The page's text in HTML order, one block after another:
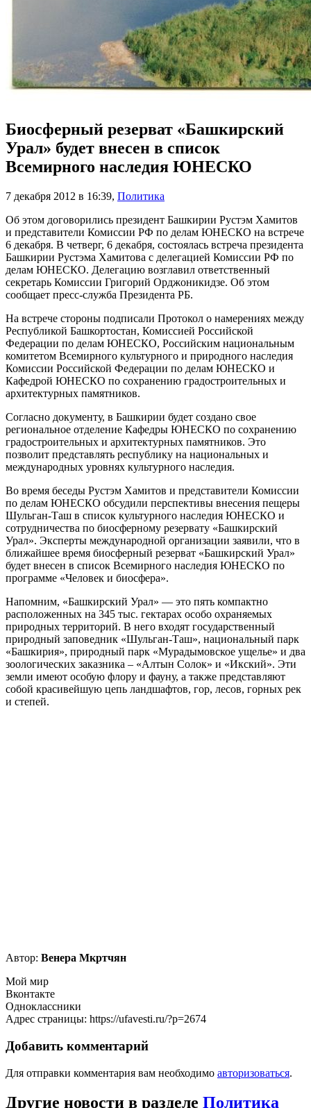
Биосферный резерват «Башкирский
Урал» будет внесен в список
Всемирного наследия ЮНЕСКО
7 декабря 2012 в 16:39, Политика
Об этом договорились президент Башкирии Рустэм Хамитов
и представители Комиссии РФ по делам ЮНЕСКО на встрече
6 декабря. В четверг, 6 декабря, состоялась встреча президента
Башкирии Рустэма Хамитова с делегацией Комиссии РФ по
делам ЮНЕСКО. Делегацию возглавил ответственный
секретарь Комиссии Григорий Орджоникидзе. Об этом
сообщает пресс-служба Президента РБ.
На встрече стороны подписали Протокол о намерениях между
Республикой Башкортостан, Комиссией Российской
Федерации по делам ЮНЕСКО, Российским национальным
комитетом Всемирного культурного и природного наследия
Комиссии Российской Федерации по делам ЮНЕСКО и
Кафедрой ЮНЕСКО по сохранению градостроительных и
архитектурных памятников.
Согласно документу, в Башкирии будет создано свое
региональное отделение Кафедры ЮНЕСКО по сохранению
градостроительных и архитектурных памятников. Это
позволит представлять республику на национальных и
международных уровнях культурного наследия.
Во время беседы Рустэм Хамитов и представители Комиссии
по делам ЮНЕСКО обсудили перспективы внесения пещеры
Шульган-Таш в список культурного наследия ЮНЕСКО и
сотрудничества по биосферному резервату «Башкирский
Урал». Эксперты международной организации заявили, что в
ближайшее время биосферный резерват «Башкирский Урал»
будет внесен в список Всемирного наследия ЮНЕСКО по
программе «Человек и биосфера».
Напомним, «Башкирский Урал» — это пять компактно
расположенных на 345 тыс. гектарах особо охраняемых
природных территорий. В него входят государственный
природный заповедник «Шульган-Таш», национальный парк
«Башкирия», природный парк «Мурадымовское ущелье» и два
зоологических заказника – «Алтын Солок» и «Икский». Эти
земли имеют особую флору и фауну, а также представляют
собой красивейшую цепь ландшафтов, гор, лесов, горных рек
и степей.
Автор: Венера Мкртчян
Мой мир
Вконтакте
Одноклассники
Адрес страницы: https://ufavesti.ru/?p=2674
Добавить комментарий
Для отправки комментария вам необходимо авторизоваться.
Другие новости в разделе Политика